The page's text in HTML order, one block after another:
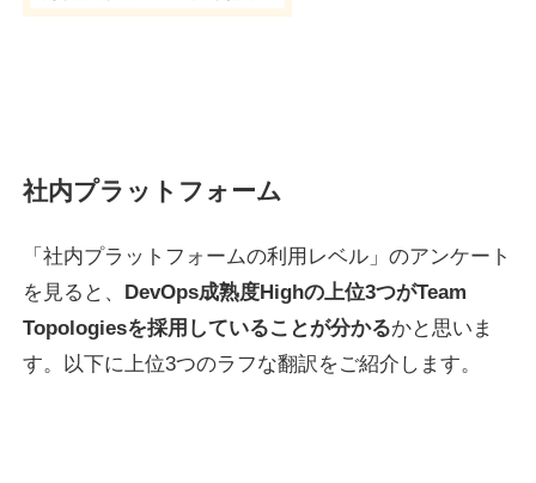
社内プラットフォーム
「社内プラットフォームの利用レベル」のアンケート
を見ると、
DevOps成熟度Highの上位3つがTeam
Topologiesを採用していることが分かるかと思いま
す。以下に上位3つのラフな翻訳をご紹介します。